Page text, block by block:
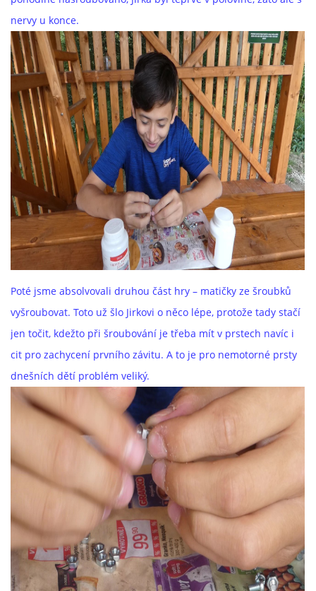
nervy u konce.
Poté jsme absolvovali druhou část hry – matičky ze šroubků
vyšroubovat. Toto už šlo Jirkovi o něco lépe, protože tady stačí
jen točit, kdežto při šroubování je třeba mít v prstech navíc i
cit pro zachycení prvního závitu. A to je pro nemotorné prsty
dnešních dětí problém veliký.